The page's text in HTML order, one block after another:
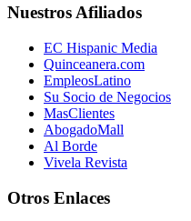
Nuestros Afiliados
EC Hispanic Media
Quinceanera.com
EmpleosLatino
Su Socio de Negocios
MasClientes
AbogadoMall
Al Borde
Vivela Revista
Otros Enlaces